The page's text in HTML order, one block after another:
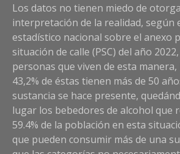
Los datos no tienen miedo de
interpretación de la realidad, según
estadístico nacional sobre el anexo
situación de calle (PSC) del año
personas que viven de esta manera,
43,2% de éstas tienen más de 50
sustancia se hace presente,
lugar los bebedores de alcohol que
59.4% de la población en esta
que pueden consumir más de una